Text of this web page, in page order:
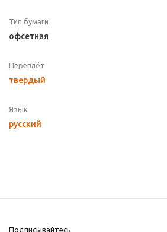
Тип бумаги
офсетная
Переплёт
твердый
Язык
русский
Подписывайтесь